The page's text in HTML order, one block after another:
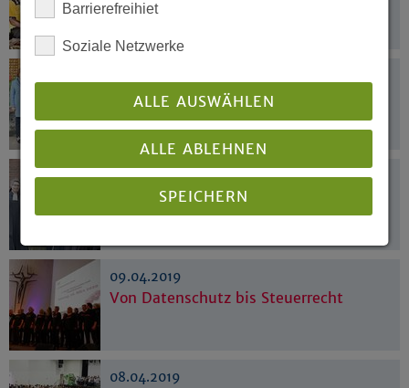
Land
Gedenken an den Beginn des Zweiten
09.04.2019
Das Werk eurer Hände sei gesegnet
09.04.2019
Von Datenschutz bis Steuerrecht
08.04.2019
Barrierefreihiet
Soziale Netzwerke
ALLE AUSWÄHLEN
ALLE ABLEHNEN
SPEICHERN
Impressum|Datenschutz